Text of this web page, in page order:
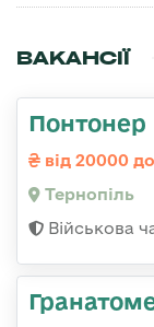
ВАКАНСІЇ
Понтонер
від 20000
Тернопіль
Військова